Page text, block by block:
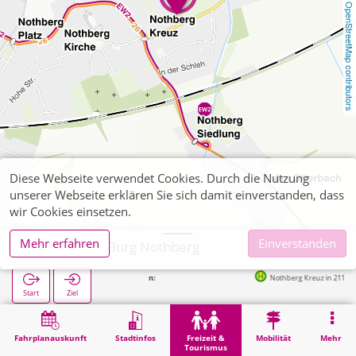
OpenStreetMap contributors
Fahrplanauskunft Stadtinfos
Freizeit &
Tourismus
Mobilität Mehr
Eschweiler, Burg Nothberg
Start Ziel
Nächste Haltestellen: Nothberg Kreuz in 211m
Freizeit & Tourismus Sehenswürdigkeit Eschweiler, Burg Nothberg
Diese Webseite verwendet Cookies. Durch die Nutzung
unserer Webseite erklären Sie sich damit einverstanden, dass
wir Cookies einsetzen.
Mehr erfahren
Einverstanden